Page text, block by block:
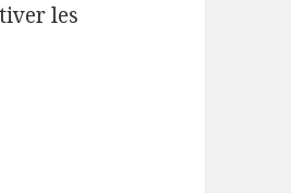
les
APK